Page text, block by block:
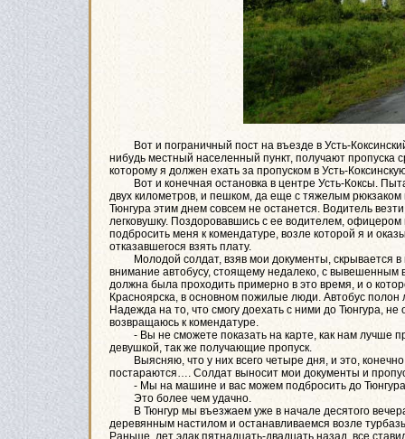
Вот и пограничный пост на въезде в Усть-
нибудь местный населенный пункт, получают
которому я должен ехать за пропуском в Усть-
Вот и конечная остановка в центре Усть-Коксы.
двух километров, и пешком, да еще с тяжелым
Тюнгура этим днем совсем не останется. Водитель
легковушку. Поздоровавшись с ее водителем,
подбросить меня к комендатуре, возле которой я и
отказавшегося взять плату.
Молодой солдат, взяв мои документы, скрывается в
внимание автобусу, стоящему недалеко, с
должна была проходить примерно в это время, и о
Красноярска, в основном пожилые люди. Автобус
Надежда на то, что смогу доехать с ними до Тюнгура,
возвращаюсь к комендатуре.
- Вы не сможете показать на карте, как нам лучше
девушкой, так же получающие пропуск.
Выясняю, что у них всего четыре дня, и это, конечно,
постараются…. Солдат выносит мои документы и
- Мы на машине и вас можем подбросить до
Это более чем удачно.
В Тюнгур мы въезжаем уже в начале десятого
деревянным настилом и останавливаемся возле
Раньше, лет эдак пятнадцать-двадцать назад, все